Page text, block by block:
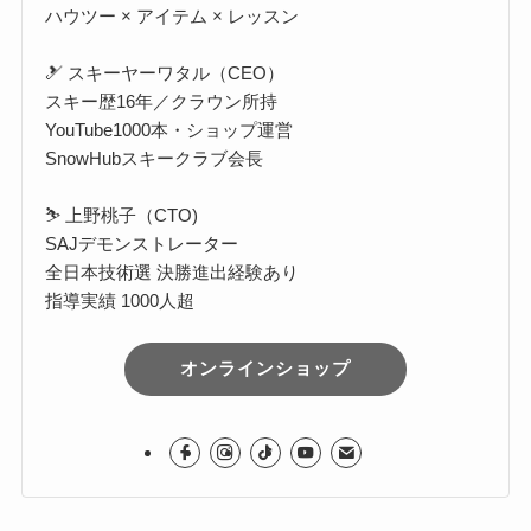
ハウツー × アイテム × レッスン
🎿 スキーヤーワタル（CEO）
スキー歴16年／クラウン所持
YouTube1000本・ショップ運営
SnowHubスキークラブ会長
⛷️ 上野桃子（CTO)
SAJデモンストレーター
全日本技術選 決勝進出経験あり
指導実績 1000人超
オンラインショップ